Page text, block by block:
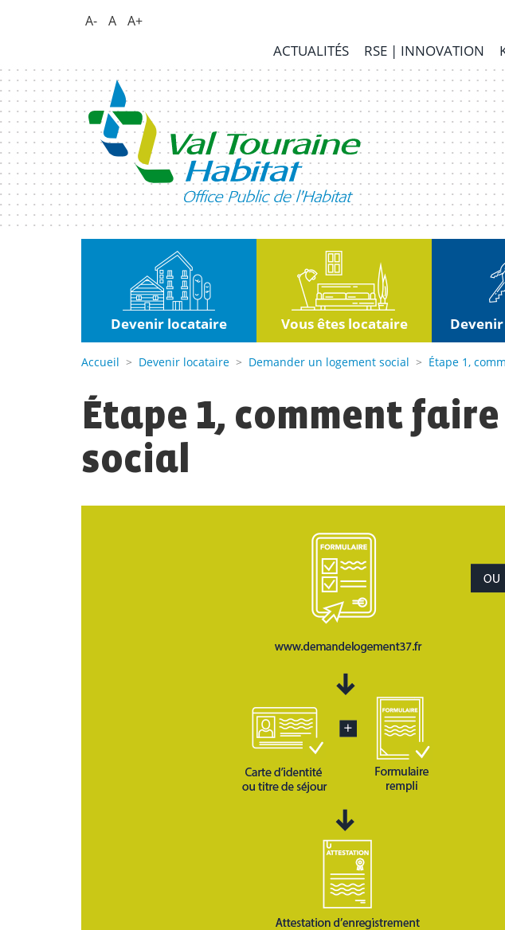
RSE
Innovation
Kiosque
Nous
rejoindre
A- A A+
ACTUALITÉS RSE | INNOVATION
Devenir locataire Vous êtes locataire
Accueil > Devenir locataire > Demander un logement social > Étape 1,
Étape 1, comment
social